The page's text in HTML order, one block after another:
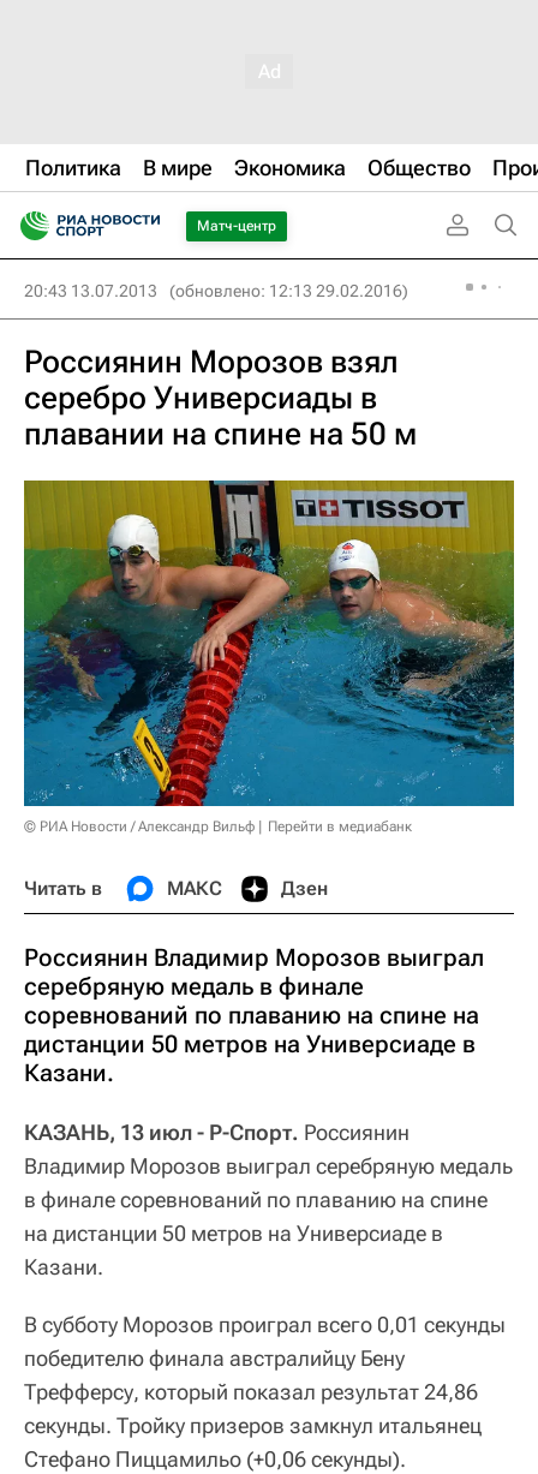
Политика В мире Экономика Общество
Матч-центр
20:43 13.07.2013 (обновлено: 12:13 29.02.2016)
Россиянин Морозов взял
серебро Универсиады в
плавании на спине на 50 м
© РИА Новости / Александр Вильф Перейти в медиабанк
Читать в МАКС Дзен
Россиянин Владимир Морозов выиграл
серебряную медаль в финале
соревнований по плаванию на спине на
дистанции 50 метров на Универсиаде в
Казани.
КАЗАНЬ, 13 июл - Р-Спорт. Россиянин
Владимир Морозов выиграл серебряную медаль
в финале соревнований по плаванию на спине
на дистанции 50 метров на Универсиаде в
Казани.
В субботу Морозов проиграл всего 0,01 секунды
победителю финала австралийцу Бену
Трефферсу, который показал результат 24,86
секунды. Тройку призеров замкнул итальянец
Стефано Пиццамильо (+0,06 секунды).